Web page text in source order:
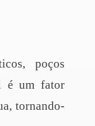
poços
é um fator
tornando-